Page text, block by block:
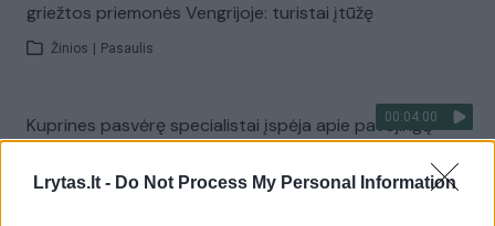
Lrytas.lt - Do Not Process My Personal Information
griežtos priemonės Vengrijoje: turistai įtūžę
Žinios Pasaulis
00:04:00
Kuprines pasvėrę specialistai įspėja apie pavojingą
Žinios | Lietuvos diena